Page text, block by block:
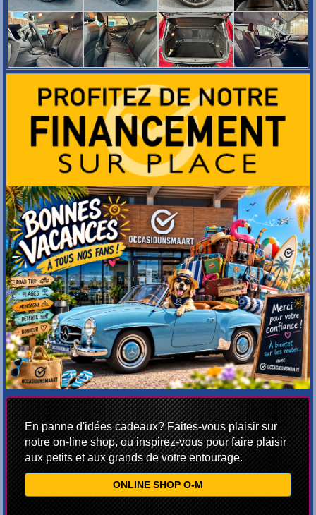
En panne d'idées cadeaux? Faites-vous plaisir sur
notre on-line shop, ou inspirez-vous pour faire plaisir
aux petits et aux grands de votre entourage.
ONLINE SHOP O-M